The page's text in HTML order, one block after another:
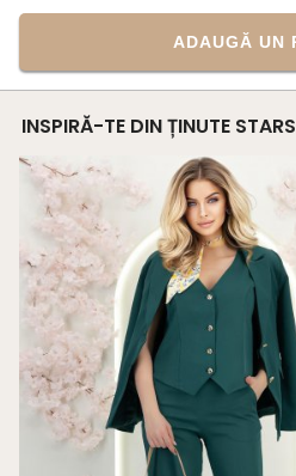
ADAUGĂ UN
INSPIRĂ-TE DIN ȚINUTE